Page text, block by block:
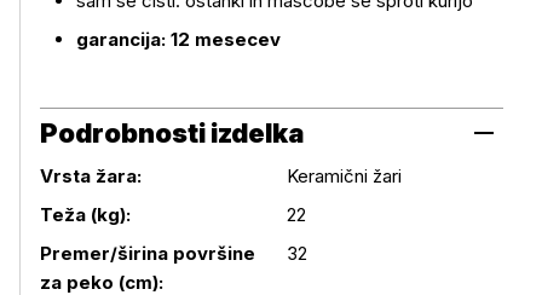
garancija: 12 mesecev
Podrobnosti izdelka
Podrobnosti izdelka
Vrsta žara:
Keramični žari
Teža (kg):
22
Premer/širina površine
za peko (cm):
32